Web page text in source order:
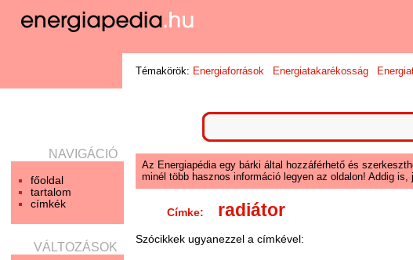
NAVIGÁCIÓ
főoldal
tartalom
címkék
VÁLTOZÁSOK
Témakörök: Energiaforrások Energiatakarékosság
Az Energiapédia egy bárki által hozzáférhető és
minél több hasznos információ legyen az oldalon! Addig
Címke: radiátor
Szócikkek ugyanezzel a címkével: